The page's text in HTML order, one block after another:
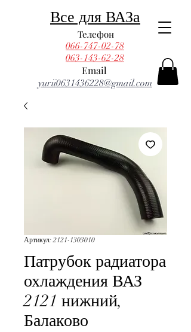
Email
Телефон
yurii0631436228@gmail.com
066-747-02-78
Все для ВАЗа
063-143-62-28
Артикул: 2121-1303010
Патрубок радиатора
охлаждения ВАЗ
2121 нижний,
Балаково